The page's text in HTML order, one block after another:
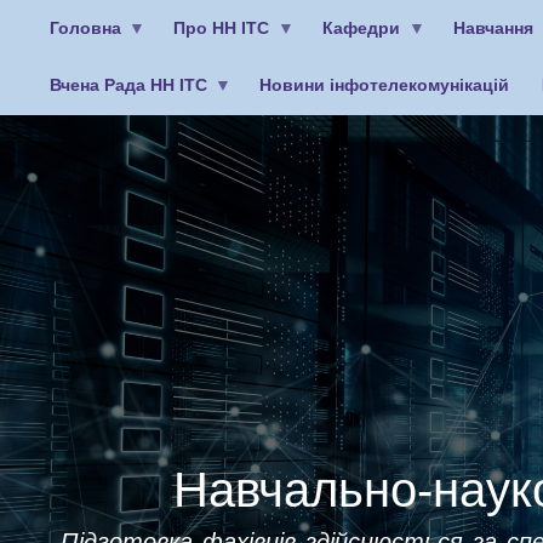
Головна Про НН ІТС Кафедри Навчання
Вчена Рада НН ІТС Новини інфотелекомунікацій
облікового
користувача
Навчально-